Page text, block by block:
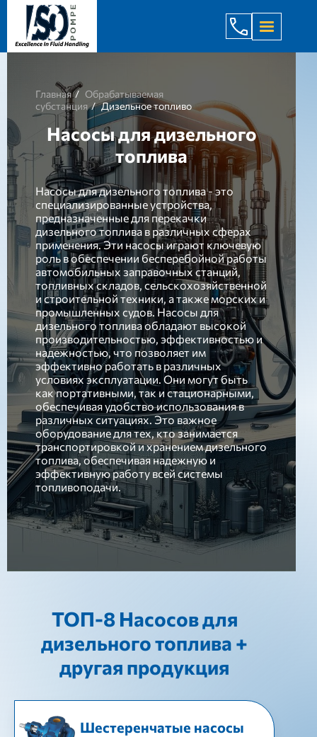
+998 971
Главная
Обрабатываемая
субстанция
Дизельное топливо
Насосы для дизельного
топлива
Насосы для дизельного топлива - это
специализированные устройства,
предназначенные для перекачки
дизельного топлива в различных сферах
применения. Эти насосы играют ключевую
роль в обеспечении бесперебойной работы
автомобильных заправочных станций,
топливных складов, сельскохозяйственной
и строительной техники, а также морских и
промышленных судов. Насосы для
дизельного топлива обладают высокой
производительностью, эффективностью и
надежностью, что позволяет им
эффективно работать в различных
условиях эксплуатации. Они могут быть
как портативными, так и стационарными,
обеспечивая удобство использования в
различных ситуациях. Это важное
оборудование для тех, кто занимается
транспортировкой и хранением дизельного
топлива, обеспечивая надежную и
эффективную работу всей системы
топливоподачи.
ТОП-8 Насосов для
дизельного топлива +
другая продукция
Шестеренчатые насосы